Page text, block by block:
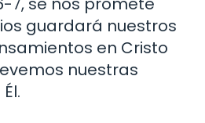
guardará nuestros
en Cristo
nuestras